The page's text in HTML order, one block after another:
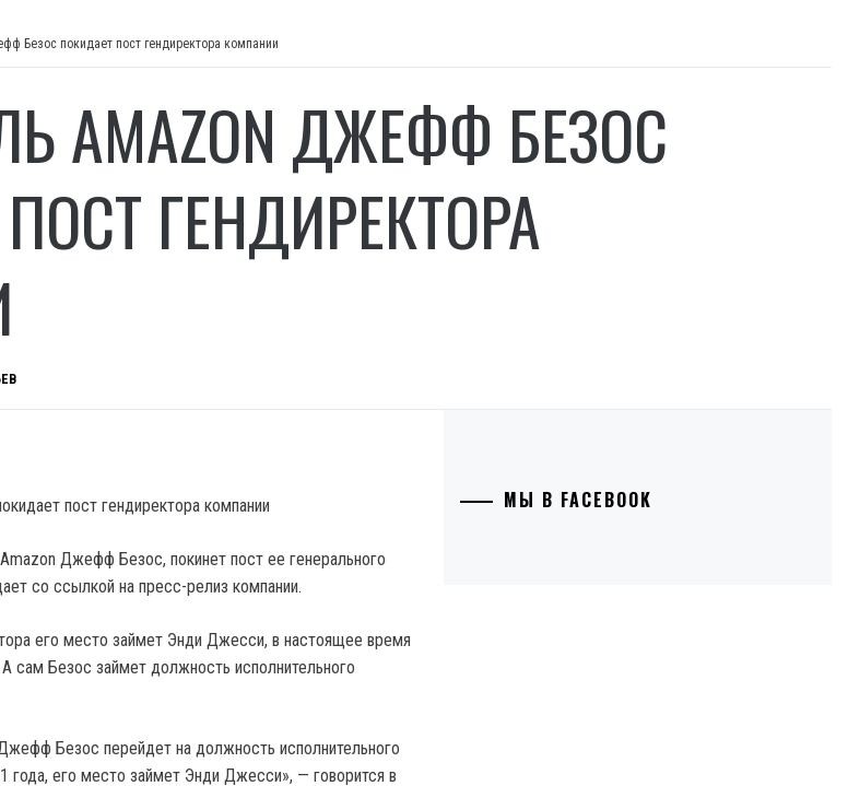
Безос покидает пост гендиректора компании
AMAZON ДЖЕФФ БЕЗОС
ГЕНДИРЕКТОРА
Джефф Безос, покинет пост ее генерального
со ссылкой на пресс-релиз компании.
его место займет Энди Джесси, в настоящее время
сам Безос займет должность исполнительного
Безос перейдет на должность исполнительного
года, его место займет Энди Джесси», — говорится в
МЫ В FACEBOOK